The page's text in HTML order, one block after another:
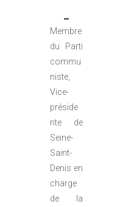
Membre
du Parti
commu
niste,
Vice-
préside
nte de
Seine-
Saint-
Denis en
charge
de la